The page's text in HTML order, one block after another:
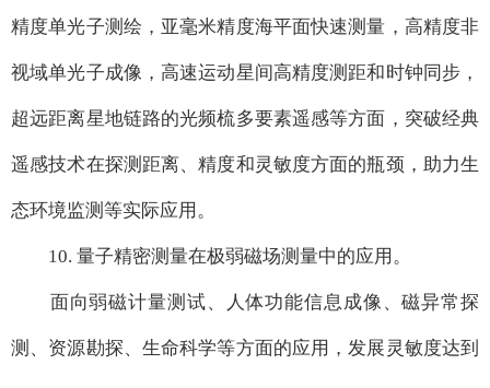
精度单光子测绘，亚毫米精度海平面快速测量，高精度非
视域单光子成像，高速运动星间高精度测距和时钟同步，
超远距离星地链路的光频梳多要素遥感等方面，突破经典
遥感技术在探测距离、精度和灵敏度方面的瓶颈，助力生
态环境监测等实际应用。
10. 量子精密测量在极弱磁场测量中的应用。
面向弱磁计量测试、人体功能信息成像、磁异常探
测、资源勘探、生命科学等方面的应用，发展灵敏度达到